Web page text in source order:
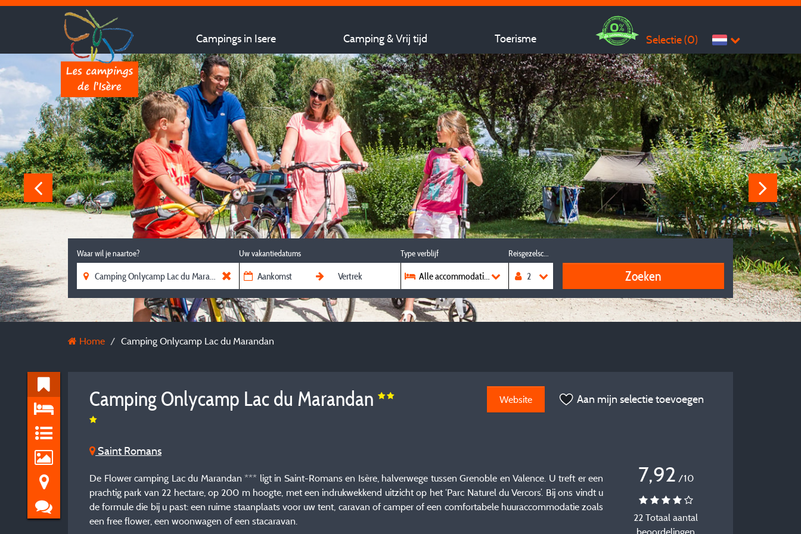
Campings in Isere Camping & Vrij tijd Toerisme Selectie (0)
Waar wil je naartoe? Uw vakantiedatums Type verblijf
Alle accommodaties
Reisgezelschap
Zoeken
Home Camping Onlycamp Lac du Marandan
Camping Onlycamp Lac du Marandan
Saint Romans
Website Aan mijn selectie toevoegen
De Flower camping Lac du Marandan *** ligt in Saint-Romans en Isère, halverwege tussen Grenoble en Valence. U treft er een
prachtig park van 22 hectare, op 200 m hoogte, met een indrukwekkend uitzicht op het ‘Parc Naturel du Vercors’. Bij ons vindt u
de formule die bij u past: een ruime staanplaats voor uw tent, caravan of camper of een comfortabele huuraccommodatie zoals
een free flower, een woonwagen of een stacaravan.
7,92 /10
22 Totaal aantal
beoordelingen